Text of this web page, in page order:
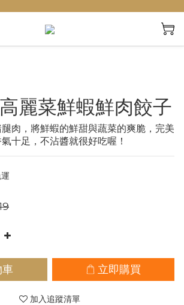
麗菜鮮蝦鮮肉餃子
肉，將鮮蝦的鮮甜與蔬菜的爽脆，完美
十足，不沾醬就很好吃喔！
車 立即購買
加入追蹤清單